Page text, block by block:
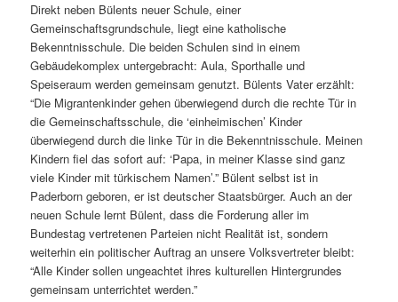
Direkt neben Bülents neuer Schule, einer
Gemeinschaftsgrundschule, liegt eine katholische
Bekenntnisschule. Die beiden Schulen sind in einem
Gebäudekomplex untergebracht: Aula, Sporthalle und
Speiseraum werden gemeinsam genutzt. Bülents Vater erzählt:
“Die Migrantenkinder gehen überwiegend durch die rechte Tür in
die Gemeinschaftsschule, die ‘einheimischen’ Kinder
überwiegend durch die linke Tür in die Bekenntnisschule. Meinen
Kindern fiel das sofort auf: ‘Papa, in meiner Klasse sind ganz
viele Kinder mit türkischem Namen’.” Bülent selbst ist in
Paderborn geboren, er ist deutscher Staatsbürger. Auch an der
neuen Schule lernt Bülent, dass die Forderung aller im
Bundestag vertretenen Parteien nicht Realität ist, sondern
weiterhin ein politischer Auftrag an unsere Volksvertreter bleibt:
“Alle Kinder sollen ungeachtet ihres kulturellen Hintergrundes
gemeinsam unterrichtet werden.”